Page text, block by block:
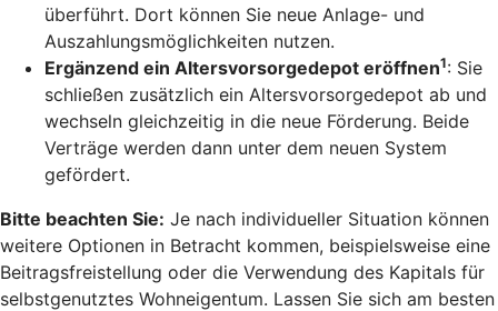
überführt. Dort können Sie neue Anlage- und
Auszahlungsmöglichkeiten nutzen.
Ergänzend ein Altersvorsorgedepot eröffnen1: Sie
schließen zusätzlich ein Altersvorsorgedepot ab und
wechseln gleichzeitig in die neue Förderung. Beide
Verträge werden dann unter dem neuen System
gefördert.
Bitte beachten Sie: Je nach individueller Situation können
weitere Optionen in Betracht kommen, beispielsweise eine
Beitragsfreistellung oder die Verwendung des Kapitals für
selbstgenutztes Wohneigentum. Lassen Sie sich am besten